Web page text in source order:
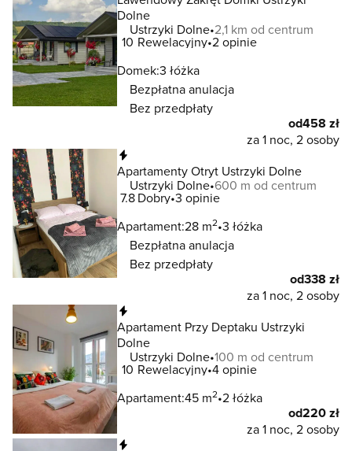
Dolne
Ustrzyki Dolne 2,1 km od centrum
10 Rewelacyjny 2 opinie
Domek:3 łóżka
Bezpłatna anulacja
Bez przedpłaty
od458 zł
za 1 noc, 2 osoby
Apartamenty Otryt Ustrzyki Dolne
Ustrzyki Dolne 600 m od centrum
7.8 Dobry 3 opinie
Apartament:28 m2 3 łóżka
Bezpłatna anulacja
Bez przedpłaty
od338 zł
za 1 noc, 2 osoby
Apartament Przy Deptaku Ustrzyki
Dolne
Ustrzyki Dolne 100 m od centrum
10 Rewelacyjny 4 opinie
Apartament:45 m2 2 łóżka
od220 zł
za 1 noc, 2 osoby